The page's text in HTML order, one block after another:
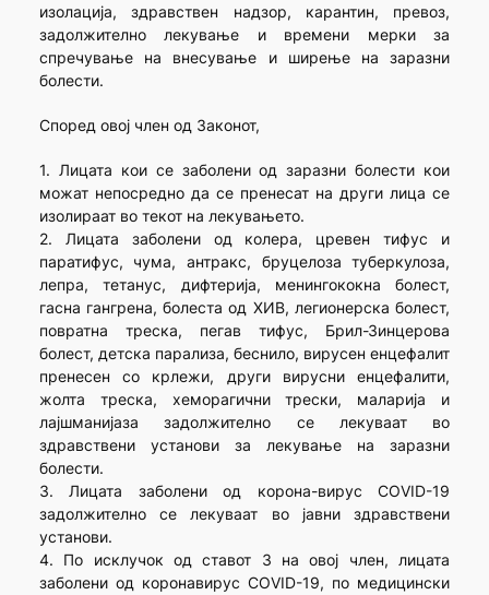
изолација, здравствен надзор, карантин, превoз,
задолжително лекување и времени мерки за
спречување на внесување и ширење на заразни
болести.
Според овој член од Законот,
1. Лицата кои се заболени од заразни болести кои
можат непосредно да се пренесат на други лица се
изолираат во текот на лекувањето.
2. Лицата заболени од колера, цревен тифус и
паратифус, чума, антракс, бруцелоза туберкулоза,
лепра, тетанус, дифтерија, менингококна болест,
гасна гангрена, болеста од ХИВ, легионерска болест,
повратна треска, пегав тифус, Брил-Зинцерова
болест, детска парализа, беснило, вирусен енцефалит
пренесен со крлежи, други вирусни енцефалити,
жолта треска, хеморагични трески, маларија и
лајшманијаза задолжително се лекуваат во
здравствени установи за лекување на заразни
болести.
3. Лицата заболени од корона-вирус COVID-19
задолжително се лекуваат во јавни здравствени
установи.
4. По исклучок од ставот 3 на овој член, лицата
заболени од коронавирус COVID-19, по медицински